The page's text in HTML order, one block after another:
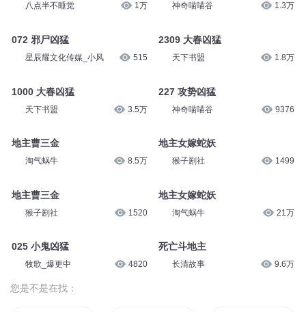
八点半不睡觉 1万
072 邪尸凶猛
星辰耀文化传媒_小风 515
1000 大春凶猛
天下书盟 3.5万
地主曹三金
淘气蜗牛 8.5万
地主曹三金
猴子剧社 1520
025 小鬼凶猛
牧歌_爆更中 4820
神奇喵喵谷 1.3万
2309 大春凶猛
天下书盟 1.8万
227 攻势凶猛
神奇喵喵谷 9376
地主女嫁蛇妖
猴子剧社 1499
地主女嫁蛇妖
淘气蜗牛 21万
死亡斗地主
长清故事 9.6万
您是不是在找：